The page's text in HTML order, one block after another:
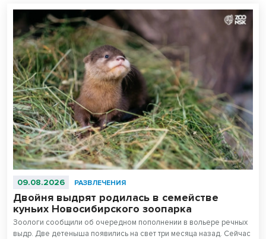
09.08.2026 РАЗВЛЕЧЕНИЯ
Двойня выдрят родилась в семействе
куньих Новосибирского зоопарка
Зоологи сообщили об очередном пополнении в вольере речных
выдр. Две детеныша появились на свет три месяца назад. Сейчас